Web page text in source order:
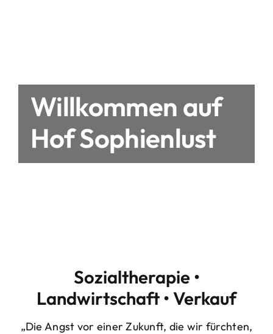
Willkommen auf
Hof Sophienlust
Sozialtherapie •
Landwirtschaft • Verkauf
„Die Angst vor einer Zukunft, die wir fürchten,